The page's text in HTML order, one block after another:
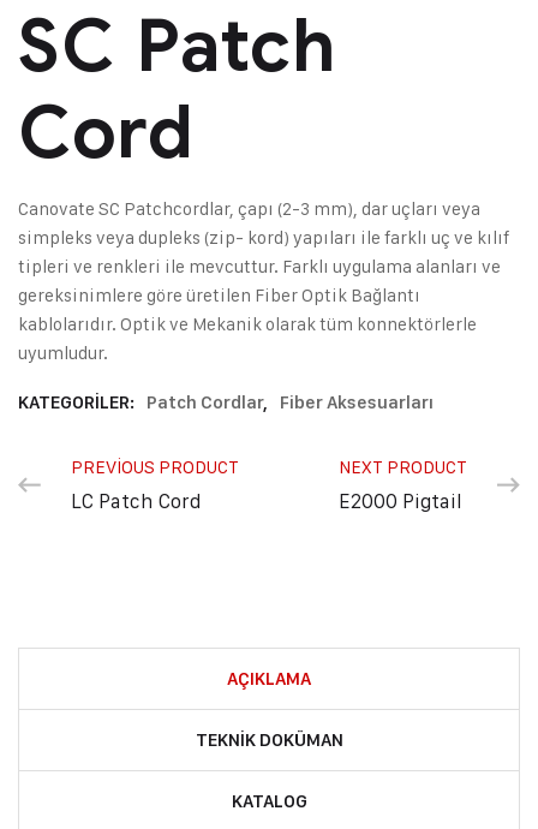
SC Patch
Cord
Canovate SC Patchcordlar, çapı (2-3 mm), dar uçları veya
simpleks veya dupleks (zip- kord) yapıları ile farklı uç ve kılıf
tipleri ve renkleri ile mevcuttur. Farklı uygulama alanları ve
gereksinimlere göre üretilen Fiber Optik Bağlantı
kablolarıdır. Optik ve Mekanik olarak tüm konnektörlerle
uyumludur.
KATEGORILER: Patch Cordlar, Fiber Aksesuarları
PREVIOUS PRODUCT
LC Patch Cord
NEXT PRODUCT
E2000 Pigtail
AÇIKLAMA
TEKNIK DOKÜMAN
KATALOG